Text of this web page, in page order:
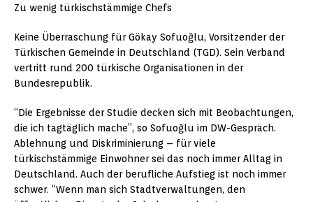
Zu wenig türkischstämmige Chefs
Keine Überraschung für Gökay Sofuoğlu, Vorsitzender der
Türkischen Gemeinde in Deutschland (TGD). Sein Verband
vertritt rund 200 türkische Organisationen in der
Bundesrepublik.
“Die Ergebnisse der Studie decken sich mit Beobachtungen,
die ich tagtäglich mache”, so Sofuoğlu im DW-Gespräch.
Ablehnung und Diskriminierung – für viele
türkischstämmige Einwohner sei das noch immer Alltag in
Deutschland. Auch der berufliche Aufstieg ist noch immer
schwer. “Wenn man sich Stadtverwaltungen, den